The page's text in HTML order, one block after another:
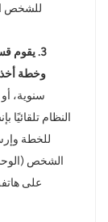
للشخص
3. يقوم
وخطة أخذ
سنوية،
للخطة
الشخص
على